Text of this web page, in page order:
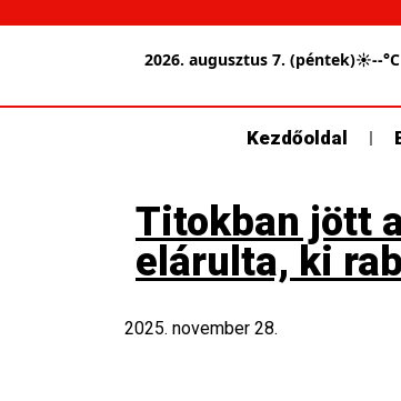
2026. augusztus 7. (péntek)☀--°C
Kezdőoldal
Titokban jött
elárulta, ki
2025. november 28.